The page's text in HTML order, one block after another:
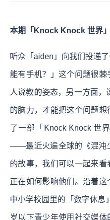
本期「Knock Knock 世界
听众「aiden」向我们投递
能有手机？」这个问题很
人说教的姿态，另一方面，
的脑力，才能把这个问题
了一部「Knock Knock 世
——最近火遍全球的《混沌
的故事，我们可以一起来
正在如何影响他们。沿着
中小学校园里的「数字休息
岁以下青少年使用社交媒